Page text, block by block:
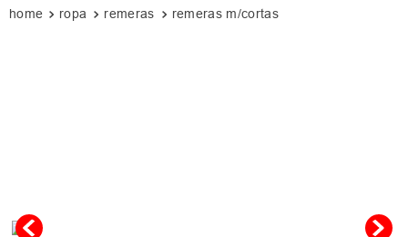
ropa remeras remeras m/cortas